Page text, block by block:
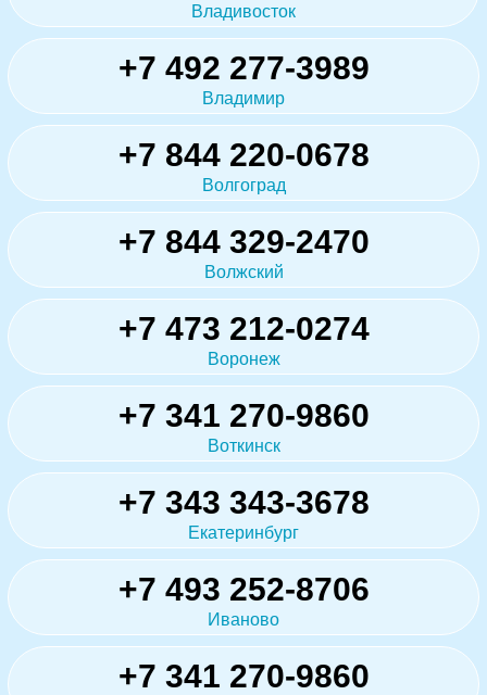
Владивосток
+7 492 277-3989
Владимир
+7 844 220-0678
Волгоград
+7 844 329-2470
Волжский
+7 473 212-0274
Воронеж
+7 341 270-9860
Воткинск
+7 343 343-3678
Екатеринбург
+7 493 252-8706
Иваново
+7 341 270-9860